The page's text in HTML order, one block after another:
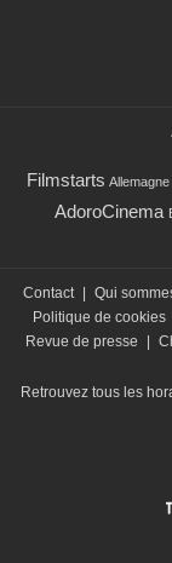
Filmstarts Allemagne
AdoroCinema
Contact Qui
Politique de cookies
Revue de presse
Retrouvez tous les